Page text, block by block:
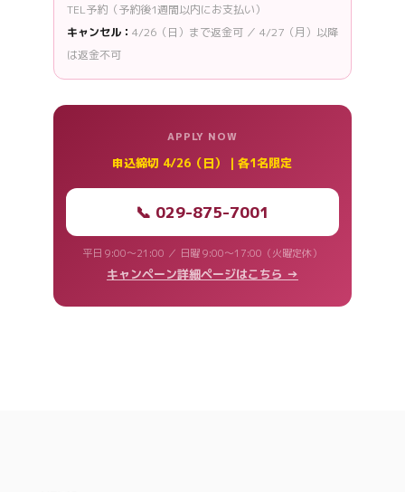
TEL予約（予約後1週間以内にお支払い）
キャンセル： 4/26（日）まで返金可 ／ 4/27（月）以降
は返金不可
APPLY NOW
申込締切 4/26（日）｜各1名限定
📞 029-875-7001
平日 9:00〜21:00 ／ 日曜 9:00〜17:00（火曜定休）
キャンペーン詳細ページはこちら →